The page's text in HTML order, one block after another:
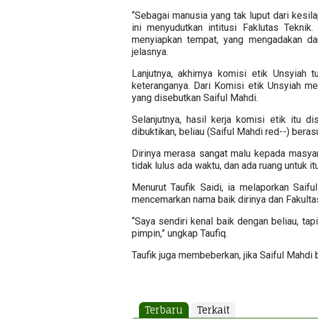
“Sebagai manusia yang tak luput dari
ini menyudutkan intitusi Faklutas
menyiapkan tempat, yang mengadakan
jelasnya.
Lanjutnya, akhirnya komisi etik Unsyiah
keteranganya. Dari Komisi etik Unsyiah
yang disebutkan Saiful Mahdi.
Selanjutnya, hasil kerja komisi etik itu
dibuktikan, beliau (Saiful Mahdi red--)
Dirinya merasa sangat malu kepada
tidak lulus ada waktu, dan ada ruang untuk
Menurut Taufik Saidi, ia melaporkan
mencemarkan nama baik dirinya dan
“Saya sendiri kenal baik dengan beliau,
pimpin,” ungkap Taufiq.
Taufik juga membeberkan, jika Saiful
Terbaru Terkait